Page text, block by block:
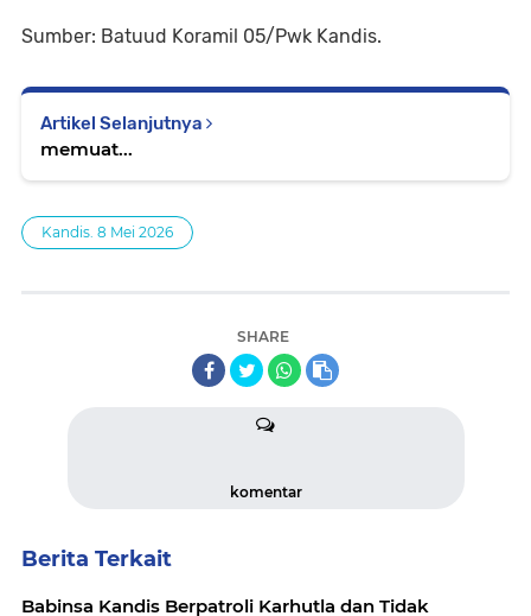
Sumber: Batuud Koramil 05/Pwk Kandis.
Artikel Selanjutnya
memuat...
Kandis. 8 Mei 2026
SHARE
komentar
Berita Terkait
Babinsa Kandis Berpatroli Karhutla dan Tidak